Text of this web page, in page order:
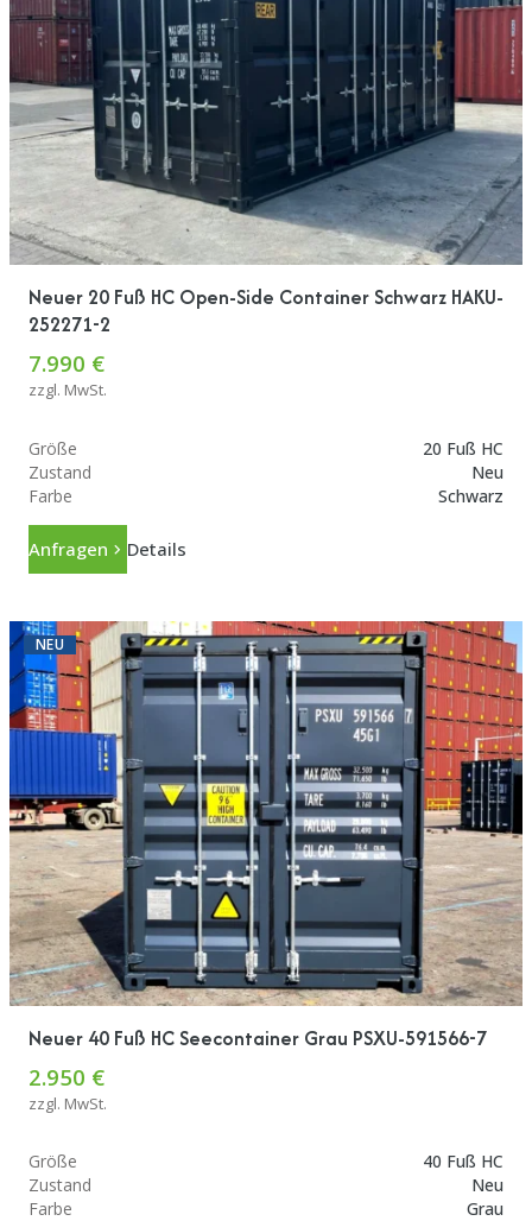
Neuer 20 Fuß HC Open-Side Container Schwarz HAKU-
252271-2
7.990 €
zzgl. MwSt.
Größe
20 Fuß HC
Zustand
Neu
Farbe
Schwarz
Anfragen Details
NEU
Neuer 40 Fuß HC Seecontainer Grau PSXU-591566-7
2.950 €
zzgl. MwSt.
Größe
40 Fuß HC
Zustand
Neu
Farbe
Grau